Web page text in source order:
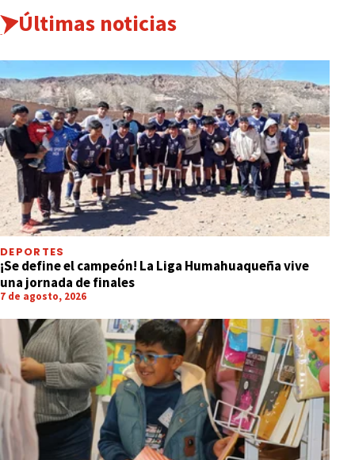
Últimas noticias
DEPORTES
¡Se define el campeón! La Liga Humahuaqueña vive
una jornada de finales
7 de agosto, 2026